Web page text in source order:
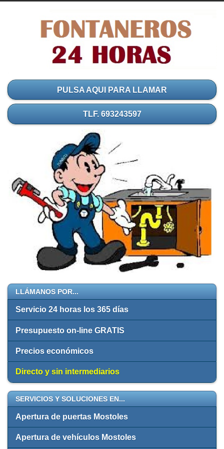
PULSA AQUI PARA LLAMAR
TLF. 693243597
LLÁMANOS POR...
Servicio 24 horas los 365 días
Presupuesto on-line GRATIS
Precios económicos
Directo y sin intermediarios
SERVICIOS Y SOLUCIONES EN...
Apertura de puertas Mostoles
Apertura de vehículos Mostoles